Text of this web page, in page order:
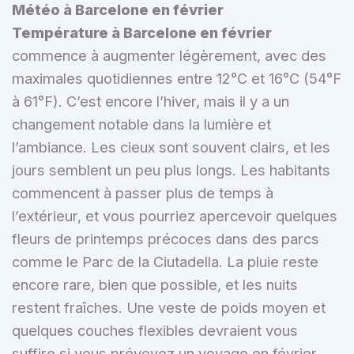
Météo à Barcelone en février
Température à Barcelone en février
commence à augmenter légèrement, avec des
maximales quotidiennes entre 12°C et 16°C (54°F
à 61°F). C’est encore l’hiver, mais il y a un
changement notable dans la lumière et
l’ambiance. Les cieux sont souvent clairs, et les
jours semblent un peu plus longs. Les habitants
commencent à passer plus de temps à
l’extérieur, et vous pourriez apercevoir quelques
fleurs de printemps précoces dans des parcs
comme le Parc de la Ciutadella. La pluie reste
encore rare, bien que possible, et les nuits
restent fraîches. Une veste de poids moyen et
quelques couches flexibles devraient vous